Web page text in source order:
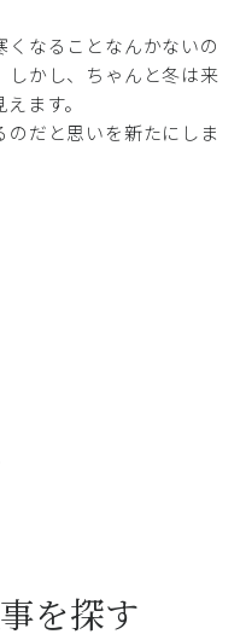
なることなんかないの
しかし、ちゃんと冬は来
ます。
だと思いを新たにしま
を探す